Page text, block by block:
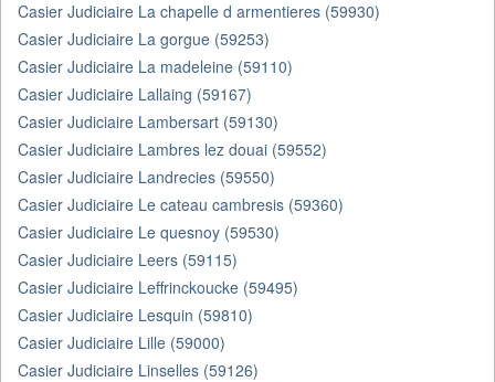
Casier Judiciaire La chapelle d armentieres (59930)
Casier Judiciaire La gorgue (59253)
Casier Judiciaire La madeleine (59110)
Casier Judiciaire Lallaing (59167)
Casier Judiciaire Lambersart (59130)
Casier Judiciaire Lambres lez douai (59552)
Casier Judiciaire Landrecies (59550)
Casier Judiciaire Le cateau cambresis (59360)
Casier Judiciaire Le quesnoy (59530)
Casier Judiciaire Leers (59115)
Casier Judiciaire Leffrinckoucke (59495)
Casier Judiciaire Lesquin (59810)
Casier Judiciaire Lille (59000)
Casier Judiciaire Linselles (59126)